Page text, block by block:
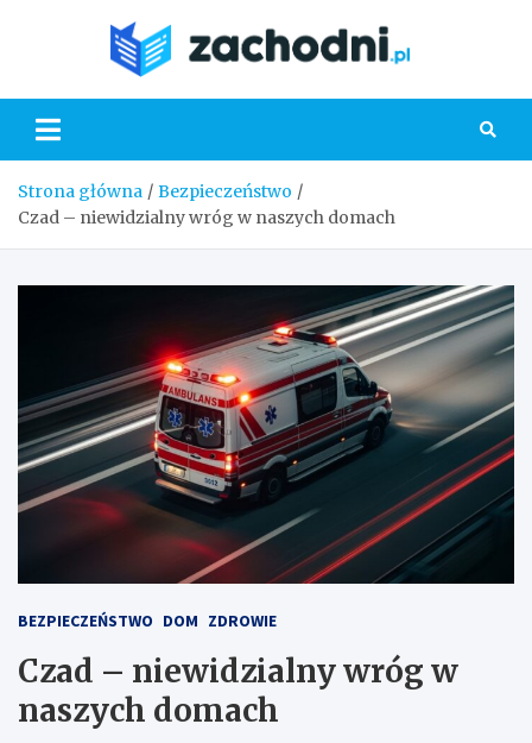
Strona główna
Bezpieczeństwo
Czad – niewidzialny wróg w naszych domach
BEZPIECZEŃSTWO DOM ZDROWIE
Czad – niewidzialny wróg w
naszych domach